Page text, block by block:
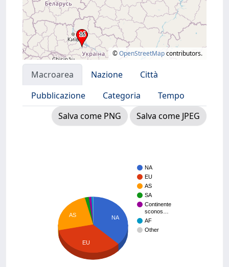
©OpenStreetMapcontributors.
Macroarea Nazione
Città
Pubblicazione
Categoria
Tempo
Salva come PNG
Salva come JPEG
NA
EU
AS
SA
Continente
sconos…
AF
Other
NA
AS
EU